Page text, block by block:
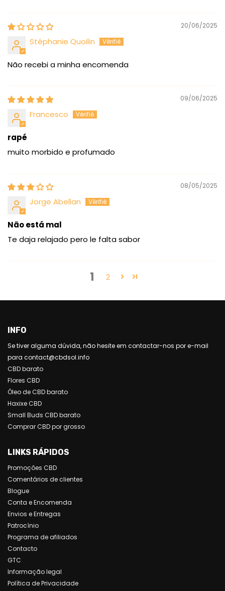
20/06/2025
Stéphanie Quoilin
Não recebi a minha encomenda
09/06/2025
Francesco
rapé
muito morbido e profumado
08/05/2025
Jorge Abellan
Não está mal
Te daja relajado pero le falta sabor
1 2
INFO
Se tiver alguma dúvida, não hesite em contactar-nos por e-mail
para contact@cbdsol.info
CBD barato
Flores CBD
Óleo de CBD barato
Haxixe CBD
Small Buds CBD barato
Comprar CBD por grosso
LINKS RÁPIDOS
Promoções CBD
Comentários de clientes
Blogue
Conta e Encomenda
Envios e Entregas
Patrocínio
Programa de afiliados
Contacto
GTC
Informação legal
Política de Privacidade